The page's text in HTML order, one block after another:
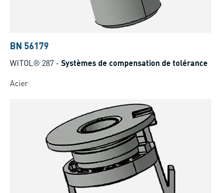
BN 56179
WITOL® 287 - Systèmes de compensation de tolérance
Acier